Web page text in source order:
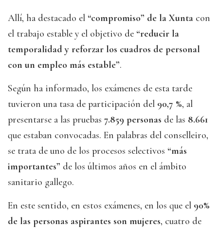
Allí, ha destacado el “compromiso” de la Xunta con
el trabajo estable y el objetivo de “reducir la
temporalidad y reforzar los cuadros de personal
con un empleo más estable”.
Según ha informado, los exámenes de esta tarde
tuvieron una tasa de participación del 90,7 %, al
presentarse a las pruebas 7.859 personas de las 8.661
que estaban convocadas. En palabras del conselleiro,
se trata de uno de los procesos selectivos “más
importantes” de los últimos años en el ámbito
sanitario gallego.
En este sentido, en estos exámenes, en los que el 90%
de las personas aspirantes son mujeres, cuatro de